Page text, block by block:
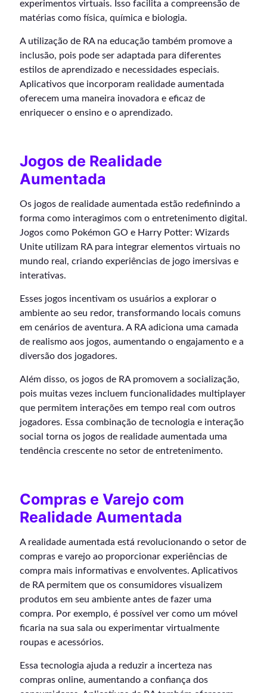
experimentos virtuais. Isso facilita a compreensão de
matérias como física, química e biologia.
A utilização de RA na educação também promove a
inclusão, pois pode ser adaptada para diferentes
estilos de aprendizado e necessidades especiais.
Aplicativos que incorporam realidade aumentada
oferecem uma maneira inovadora e eficaz de
enriquecer o ensino e o aprendizado.
Jogos de Realidade
Aumentada
Os jogos de realidade aumentada estão redefinindo a
forma como interagimos com o entretenimento digital.
Jogos como Pokémon GO e Harry Potter: Wizards
Unite utilizam RA para integrar elementos virtuais no
mundo real, criando experiências de jogo imersivas e
interativas.
Esses jogos incentivam os usuários a explorar o
ambiente ao seu redor, transformando locais comuns
em cenários de aventura. A RA adiciona uma camada
de realismo aos jogos, aumentando o engajamento e a
diversão dos jogadores.
Além disso, os jogos de RA promovem a socialização,
pois muitas vezes incluem funcionalidades multiplayer
que permitem interações em tempo real com outros
jogadores. Essa combinação de tecnologia e interação
social torna os jogos de realidade aumentada uma
tendência crescente no setor de entretenimento.
Compras e Varejo com
Realidade Aumentada
A realidade aumentada está revolucionando o setor de
compras e varejo ao proporcionar experiências de
compra mais informativas e envolventes. Aplicativos
de RA permitem que os consumidores visualizem
produtos em seu ambiente antes de fazer uma
compra. Por exemplo, é possível ver como um móvel
ficaria na sua sala ou experimentar virtualmente
roupas e acessórios.
Essa tecnologia ajuda a reduzir a incerteza nas
compras online, aumentando a confiança dos